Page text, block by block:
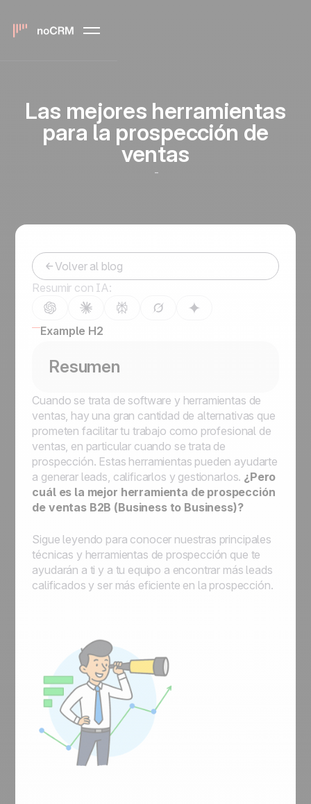
Las mejores herramientas
para la prospección de
ventas
-
Volver al blog
Resumir con IA:
Example H2
Resumen
Cuando se trata de software y herramientas de
ventas, hay una gran cantidad de alternativas que
prometen facilitar tu trabajo como profesional de
ventas, en particular cuando se trata de
prospección. Estas herramientas pueden ayudarte
a generar leads, calificarlos y gestionarlos. ¿Pero
cuál es la mejor herramienta de prospección
de ventas B2B (Business to Business)?
Sigue leyendo para conocer nuestras principales
técnicas y herramientas de prospección que te
ayudarán a ti y a tu equipo a encontrar más leads
calificados y ser más eficiente en la prospección.